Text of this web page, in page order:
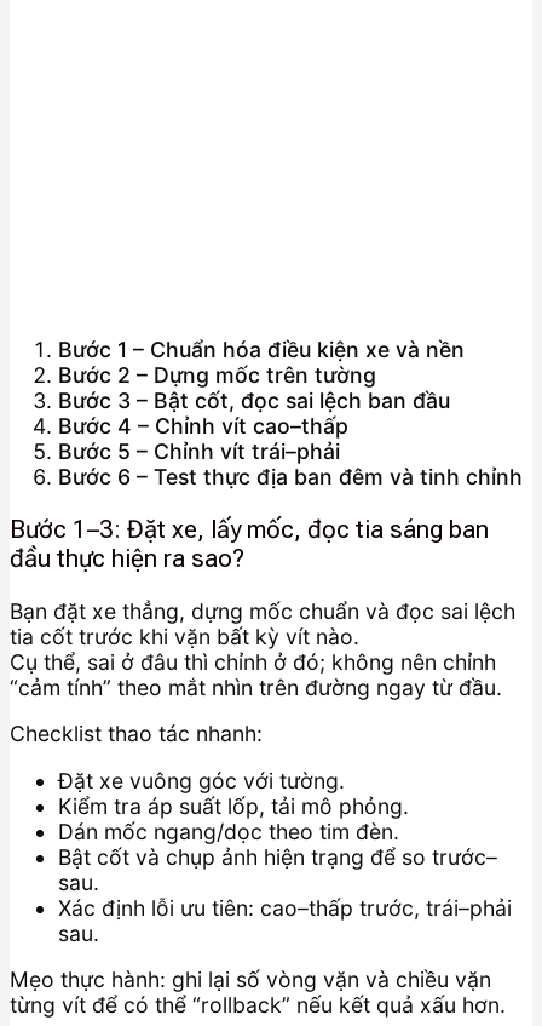
Bước 1 – Chuẩn hóa điều kiện xe và nền
Bước 2 – Dựng mốc trên tường
Bước 3 – Bật cốt, đọc sai lệch ban đầu
Bước 4 – Chỉnh vít cao–thấp
Bước 5 – Chỉnh vít trái–phải
Bước 6 – Test thực địa ban đêm và tinh chỉnh
Bước 1–3: Đặt xe, lấy mốc, đọc tia sáng ban
đầu thực hiện ra sao?
Bạn đặt xe thẳng, dựng mốc chuẩn và đọc sai lệch
tia cốt trước khi vặn bất kỳ vít nào.
Cụ thể, sai ở đâu thì chỉnh ở đó; không nên chỉnh
“cảm tính” theo mắt nhìn trên đường ngay từ đầu.
Checklist thao tác nhanh:
Đặt xe vuông góc với tường.
Kiểm tra áp suất lốp, tải mô phỏng.
Dán mốc ngang/dọc theo tim đèn.
Bật cốt và chụp ảnh hiện trạng để so trước–
sau.
Xác định lỗi ưu tiên: cao–thấp trước, trái–phải
sau.
Mẹo thực hành: ghi lại số vòng vặn và chiều vặn
từng vít để có thể “rollback” nếu kết quả xấu hơn.